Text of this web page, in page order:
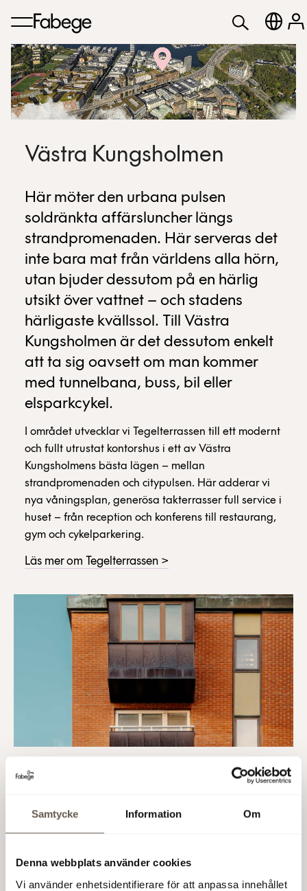
Samtycke Information Om
Denna webbplats använder cookies
Vi använder enhetsidentifierare för att anpassa innehållet
Västra Kungsholmen
Här möter den urbana pulsen
soldränkta affärsluncher längs
strandpromenaden. Här serveras det
inte bara mat från världens alla hörn,
utan bjuder dessutom på en härlig
utsikt över vattnet – och stadens
härligaste kvällssol. Till Västra
Kungsholmen är det dessutom enkelt
att ta sig oavsett om man kommer
med tunnelbana, buss, bil eller
elsparkcykel.
I området utvecklar vi Tegelterrassen till ett modernt
och fullt utrustat kontorshus i ett av Västra
Kungsholmens bästa lägen – mellan
strandpromenaden och citypulsen. Här adderar vi
nya våningsplan, generösa takterrasser full service i
huset – från reception och konferens till restaurang,
gym och cykelparkering.
Läs mer om Tegelterrassen >
Det befintliga huset med rötter från 1950-talet bevaras
och förädlas med ytterligare tre våningsplan och